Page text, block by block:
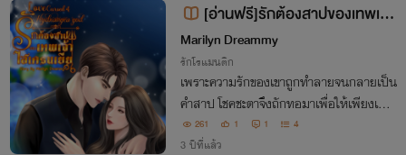
[อ่านฟรี]รักต้องสาปของเทพเจ้า
ไฮเดรนเยีย
Marilyn Dreammy
รักโรแมนติก
เพราะความรักของเขาถูกทำลายจนกลายเป็น
คำสาป โชคชะตาจึงถักทอมาเพื่อให้เพียงเธอเ
ท่านั้น ที่เป็นผู้แก้คำสาปรักที่เขาสาปไว้ได้
261 1 1 4
3 ปีที่แล้ว